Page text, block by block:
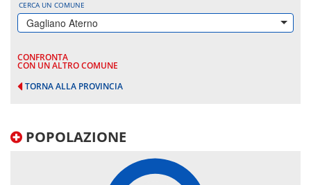
CERCA UN COMUNE
Gagliano Aterno
CONFRONTA
CON UN ALTRO COMUNE
TORNA ALLA PROVINCIA
POPOLAZIONE